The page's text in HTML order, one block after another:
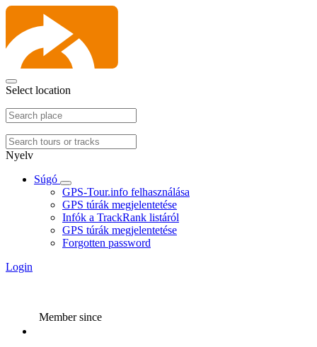
Select location
Nyelv
Súgó
GPS-Tour.info felhasználása
GPS túrák megjelentetése
Infók a TrackRank listáról
GPS túrák megjelentetése
Forgotten password
Login
Member since